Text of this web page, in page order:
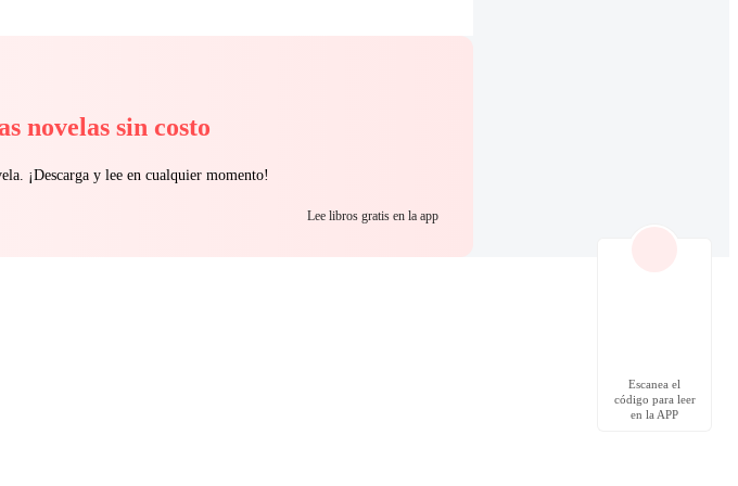
novelas sin costo
¡Descarga y lee en cualquier momento!
Lee libros gratis en la app
Escanea el
código para leer
en la APP